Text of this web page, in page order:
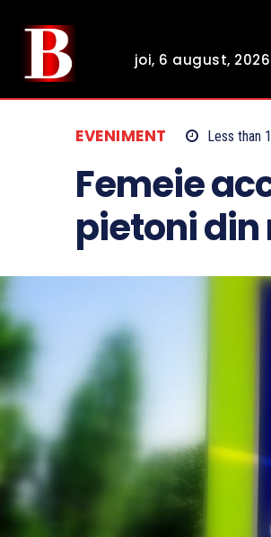
joi, 6 august, 2026
EVENIMENT Less than 1
Femeie
pietoni